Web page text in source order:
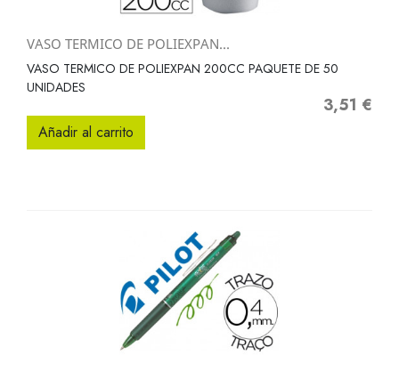
VASO TERMICO DE POLIEXPAN...
VASO TERMICO DE POLIEXPAN 200CC PAQUETE DE 50
UNIDADES
Precio
3,51 €
Añadir al carrito